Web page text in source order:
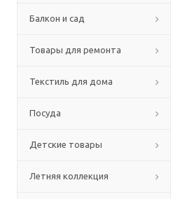
Балкон и сад
Товары для ремонта
Текстиль для дома
Посуда
Детские товары
Летняя коллекция